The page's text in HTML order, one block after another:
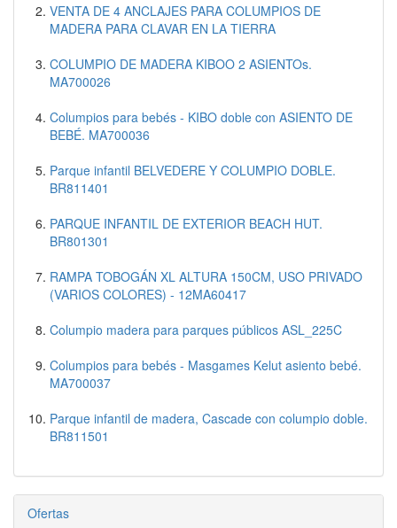
VENTA DE 4 ANCLAJES PARA COLUMPIOS DE
MADERA PARA CLAVAR EN LA TIERRA
COLUMPIO DE MADERA KIBOO 2 ASIENTOs.
MA700026
Columpios para bebés - KIBO doble con ASIENTO DE
BEBÉ. MA700036
Parque infantil BELVEDERE Y COLUMPIO DOBLE.
BR811401
PARQUE INFANTIL DE EXTERIOR BEACH HUT.
BR801301
RAMPA TOBOGÁN XL ALTURA 150CM, USO PRIVADO
(VARIOS COLORES) - 12MA60417
Columpio madera para parques públicos ASL_225C
Columpios para bebés - Masgames Kelut asiento bebé.
MA700037
Parque infantil de madera, Cascade con columpio doble.
BR811501
Ofertas